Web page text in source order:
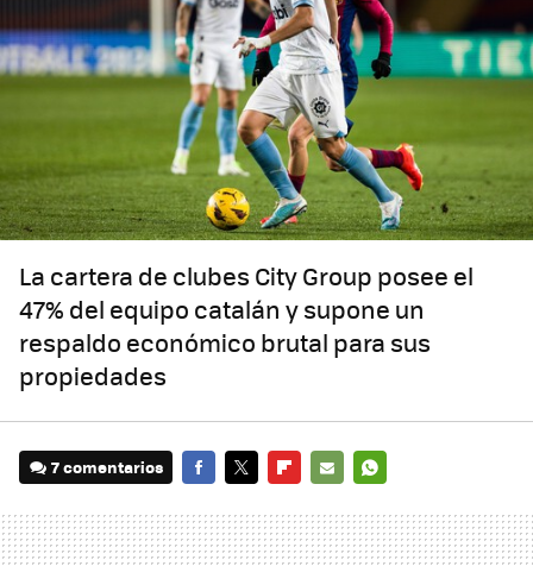
La cartera de clubes City Group posee el
47% del equipo catalán y supone un
respaldo económico brutal para sus
propiedades
7 comentarios
MAIL